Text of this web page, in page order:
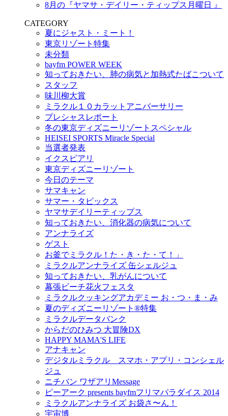
8月の『ヤマサ・デイリー・ティップス月曜日 』
CATEGORY
夏にジャスト・ミート！
東京リゾート特集
未分類
bayfm POWER WEEK
知っておきたい、肺の病気と加熱式たばこついて
スタッフ
味川柳大賞
ミラクル１０カラットアニバーサリー
プレシャスレポート
冬の東京ディズニーリゾートスペシャル
HEISEI SPORTS Miracle Special
当選者発表
イクスピアリ
東京ディズニーリゾート
今日のテーマ
サマキャン
サマー・タピックス
ヤマサデイリーティップス
知っておきたい、消化器の病気について
アンナライズ
ゲスト
お釜でミラクル！た・き・た・て！」
ミラクルアンナライズ 缶シェルジュ
知っておきたい、乳がんについて
幕張ビーチ花火フェスタ
ミラクルクッキングアカデミー お・つ・ま・み
夏のディズニーリゾート®特集
ミラクルデータバンク
からだのひみつ 大冒険DX
HAPPY MAMA'S LIFE
アナキャン
デジタルミラクル スマホ・アプリ・コンシェル
ジュ
ニチバン ワザアリMessage
ピーアーク presents bayfmフリマパラダイス 2014
ミラクルアンナライズ お袋さ〜ん！
宇宙博